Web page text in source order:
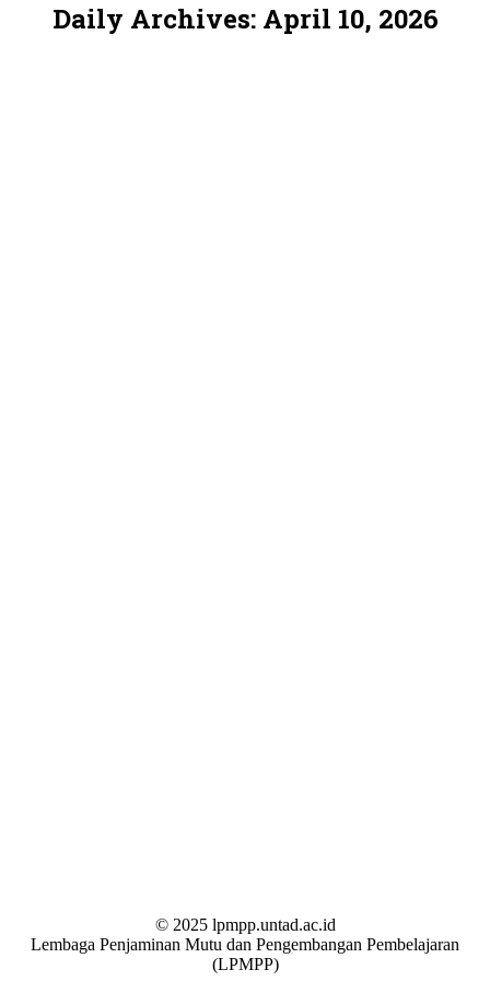
Daily Archives: April 10, 2026
© 2025 lpmpp.untad.ac.id
Lembaga Penjaminan Mutu dan Pengembangan Pembelajaran
(LPMPP)